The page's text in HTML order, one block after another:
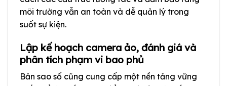
môi trường vẫn an toàn và dễ quản lý trong
suốt sự kiện.
Lập kế hoạch camera ảo, đánh giá và
phân tích phạm vi bao phủ
Bản sao số cũng cung cấp một nền tảng vững